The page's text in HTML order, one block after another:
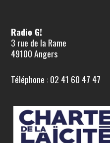
Radio G!
3 rue de la Rame
49100 Angers
Téléphone : 02 41 60 47 47